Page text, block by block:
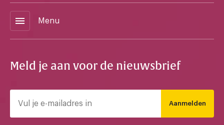
menu Menu
Meld je aan voor de nieuwsbrief
Aanmelden